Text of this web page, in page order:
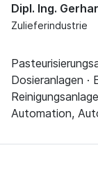
Dipl. Ing.
Zulieferindustrie
Dosieranlagen ·
Automation,